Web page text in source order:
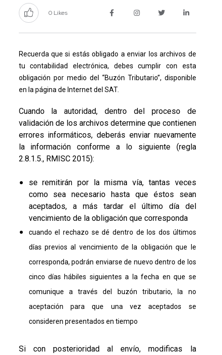
0 Likes
Recuerda que si estás obligado a enviar los archivos de
tu contabilidad electrónica, debes cumplir con esta
obligación por medio del “Buzón Tributario”, disponible
en la página de Internet del SAT.
Cuando la autoridad, dentro del proceso de
validación de los archivos determine que contienen
errores informáticos, deberás enviar nuevamente
la información conforme a lo siguiente (regla
2.8.1.5., RMISC 2015):
se remitirán por la misma vía, tantas veces
como sea necesario hasta que éstos sean
aceptados, a más tardar el último día del
vencimiento de la obligación que corresponda
cuando el rechazo se dé dentro de los dos últimos
días previos al vencimiento de la obligación que le
corresponda, podrán enviarse de nuevo dentro de los
cinco días hábiles siguientes a la fecha en que se
comunique a través del buzón tributario, la no
aceptación para que una vez aceptados se
consideren presentados en tiempo
Si con posterioridad al envío, modificas la